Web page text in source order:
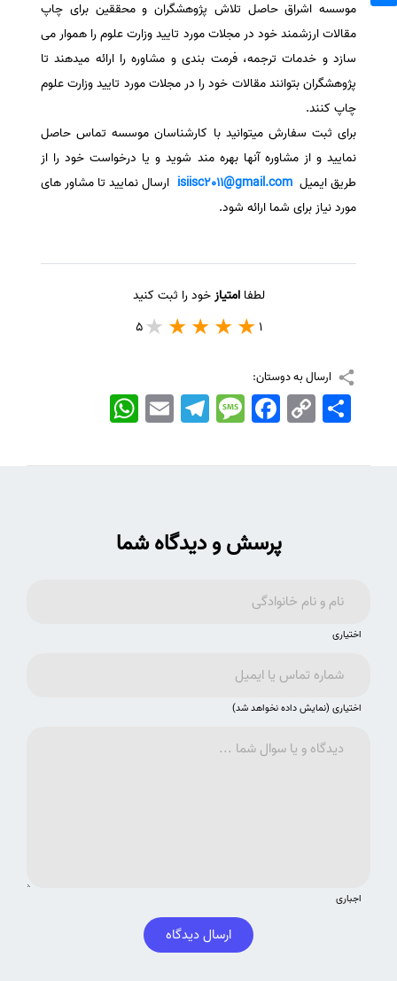
موسسه اشراق حاصل تلاش پژوهشگران و محققین برای چاپ
مقالات ارزشمند خود در مجلات مورد تایید وزارت علوم را هموار می
سازد و خدمات ترجمه، فرمت بندی و مشاوره را ارائه میدهند تا
پژوهشگران بتوانند مقالات خود را در مجلات مورد تایید وزارت علوم
چاپ کنند.
برای ثبت سفارش میتوانید با کارشناسان موسسه تماس حاصل
نمایید و از مشاوره آنها بهره مند شوید و یا درخواست خود را از
طریق ایمیلisiisc2011@gmail.com ارسال نمایید تا مشاور های
مورد نیاز برای شما ارائه شود.
لطفاامتیازخود را ثبت کنید
1
5
ارسال به دوستان:
WhatsApp EmailTelegramMessageFacebook Copy
Link
اشتراک
پرسش و دیدگاه شما
اختیاری
اختیاری (نمایش داده نخواهد شد)
اجباری
ارسال دیدگاه